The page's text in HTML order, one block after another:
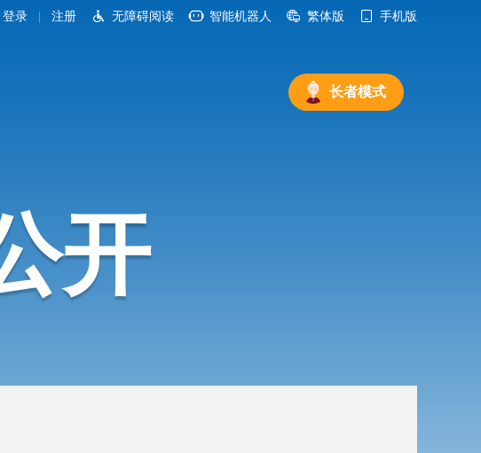
登录 注册 无障碍阅读 智能机器人 繁体版 手机版
长者模式
开